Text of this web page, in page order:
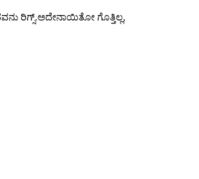
ರಿಗ್ಸ್.ಅದೇನಾಯಿತೋ ಗೊತ್ತಿಲ್ಲ,